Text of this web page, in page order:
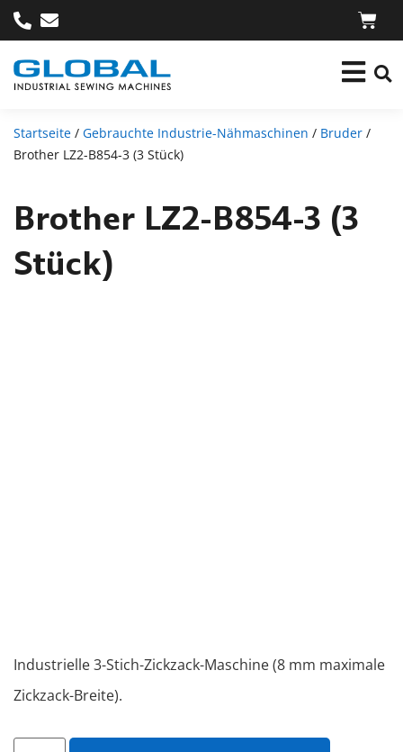
Startseite / Gebrauchte Industrie-Nähmaschinen / Bruder /
Brother LZ2-B854-3 (3 Stück)
Brother LZ2-B854-3 (3
Stück)
Industrielle 3-Stich-Zickzack-Maschine (8 mm maximale
Zickzack-Breite).